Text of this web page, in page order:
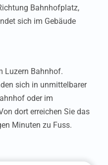
Bahnhofplatz,
sich im Gebäude
Luzern Bahnhof.
sich in unmittelbarer
oder im
dort erreichen Sie das
Minuten zu Fuss.